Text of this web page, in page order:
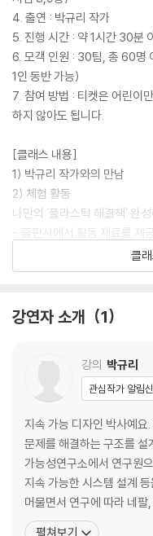
4. 출연 : 박규리 작가
5. 진행 시간 : 약 1시간 30분
6. 모객 인원 : 30팀, 총 60명
1인 동반 가능)
7. 참여 방법 : 티켓은 어린이
하지 않아도 됩니다.
[클래스 내용]
1) 박규리 작가와의 만남
2) 체험 활동
나만의 '플라스틱 해결책' 완
- 출판사에서 활동 재료를 제공
티켓은 1매 구매 시, 어린이 1
당일 현장에서 구매자 본인
확인한 후 진행합니다
까지 도착하시어 참석 확인
별도의 주차 할인이 되지 않
다.
무배송 상품으로 현장에서
석 가능합니다.
구매하신 분들께는 [응모하
클
강연자 소개 1
강의 박규리
관심작가 알림
지속 가능 디자인 박사예요
문제를 해결하는 구조를
가능성연구소에서 연구원
지속 가능한 시스템 설계
머물면서 연구에 따라 네팔
요. 2026년 2월에는 네팔
펼쳐보기